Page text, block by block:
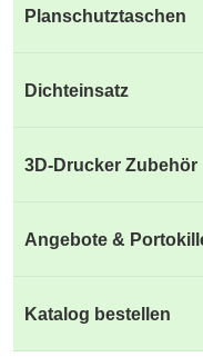
Planschutztaschen
Dichteinsatz
3D-Drucker Zubehör
Angebote &
Katalog bestellen